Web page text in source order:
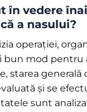
în vedere
a nasului?
operației,
bun mod pentru
starea generală
și se
sunt